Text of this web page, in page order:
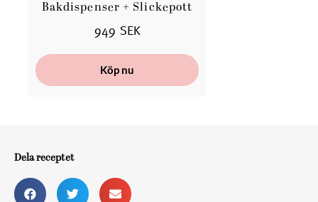
Bakdispenser + Slickepott
949 SEK
Köp nu
Dela receptet